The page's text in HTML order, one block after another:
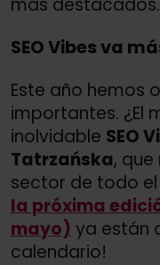
SEO Vibes va
Este año hemos
importantes. ¿El
inolvidable SEO
Tatrzańska, que
sector de todo
la próxima
mayo) ya están
calendario!